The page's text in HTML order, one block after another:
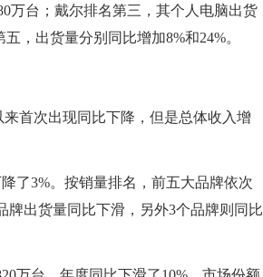
万台；戴尔排名第三，其个人电脑出货
，出货量分别同比增加8%和24%。
首次出现同比下降，但是总体收入增
了3%。按销量排名，前五大品牌依次
牌出货量同比下滑，另外3个品牌则同比